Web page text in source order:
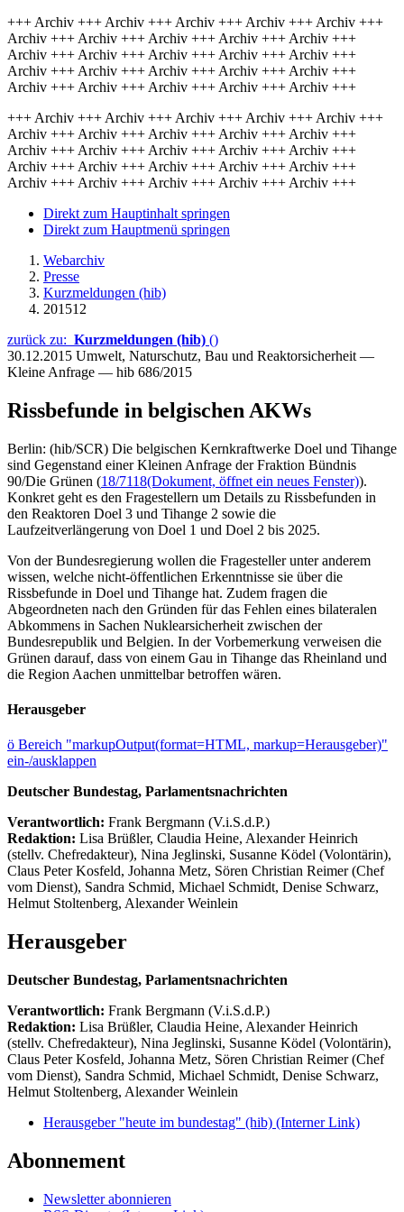
+++ Archiv +++ Archiv +++ Archiv +++ Archiv +++ Archiv +++
Archiv +++ Archiv +++ Archiv +++ Archiv +++ Archiv +++
Archiv +++ Archiv +++ Archiv +++ Archiv +++ Archiv +++
Archiv +++ Archiv +++ Archiv +++ Archiv +++ Archiv +++
Archiv +++ Archiv +++ Archiv +++ Archiv +++ Archiv +++
+++ Archiv +++ Archiv +++ Archiv +++ Archiv +++ Archiv +++
Archiv +++ Archiv +++ Archiv +++ Archiv +++ Archiv +++
Archiv +++ Archiv +++ Archiv +++ Archiv +++ Archiv +++
Archiv +++ Archiv +++ Archiv +++ Archiv +++ Archiv +++
Archiv +++ Archiv +++ Archiv +++ Archiv +++ Archiv +++
Direkt zum Hauptinhalt springen
Direkt zum Hauptmenü springen
Webarchiv
Presse
Kurzmeldungen (hib)
201512
zurück zu: Kurzmeldungen (hib) ()
30.12.2015 Umwelt, Naturschutz, Bau und Reaktorsicherheit —
Kleine Anfrage — hib 686/2015
Rissbefunde in belgischen AKWs
Berlin: (hib/SCR) Die belgischen Kernkraftwerke Doel und Tihange
sind Gegenstand einer Kleinen Anfrage der Fraktion Bündnis
90/Die Grünen (18/7118(Dokument, öffnet ein neues Fenster)).
Konkret geht es den Fragestellern um Details zu Rissbefunden in
den Reaktoren Doel 3 und Tihange 2 sowie die
Laufzeitverlängerung von Doel 1 und Doel 2 bis 2025.
Von der Bundesregierung wollen die Fragesteller unter anderem
wissen, welche nicht-öffentlichen Erkenntnisse sie über die
Rissbefunde in Doel und Tihange hat. Zudem fragen die
Abgeordneten nach den Gründen für das Fehlen eines bilateralen
Abkommens in Sachen Nuklearsicherheit zwischen der
Bundesrepublik und Belgien. In der Vorbemerkung verweisen die
Grünen darauf, dass von einem Gau in Tihange das Rheinland und
die Region Aachen unmittelbar betroffen wären.
Herausgeber
ö Bereich "markupOutput(format=HTML, markup=Herausgeber)"
ein-/ausklappen
Deutscher Bundestag, Parlamentsnachrichten
Verantwortlich: Frank Bergmann (V.i.S.d.P.)
Redaktion: Lisa Brüßler, Claudia Heine, Alexander Heinrich
(stellv. Chefredakteur), Nina Jeglinski, Susanne Ködel (Volontärin),
Claus Peter Kosfeld, Johanna Metz, Sören Christian Reimer (Chef
vom Dienst), Sandra Schmid, Michael Schmidt, Denise Schwarz,
Helmut Stoltenberg, Alexander Weinlein
Herausgeber
Deutscher Bundestag, Parlamentsnachrichten
Verantwortlich: Frank Bergmann (V.i.S.d.P.)
Redaktion: Lisa Brüßler, Claudia Heine, Alexander Heinrich
(stellv. Chefredakteur), Nina Jeglinski, Susanne Ködel (Volontärin),
Claus Peter Kosfeld, Johanna Metz, Sören Christian Reimer (Chef
vom Dienst), Sandra Schmid, Michael Schmidt, Denise Schwarz,
Helmut Stoltenberg, Alexander Weinlein
Herausgeber "heute im bundestag" (hib) (Interner Link)
Abonnement
Newsletter abonnieren